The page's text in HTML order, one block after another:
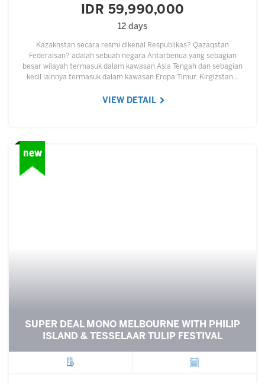
IDR 59,990,000
12 days
Kazakhstan secara resmi dikenal Respublikas? Qazaqstan
Federalsan? adalah sebuah negara Antarbenua yang sebagian
besar wilayah termasuk dalam kawasan Asia Tengah dan sebagian
kecil lainnya termasuk dalam kawasan Eropa Timur. Kirgizstan…
VIEW DETAIL
SUPER DEAL MONO MELBOURNE WITH PHILIP
ISLAND & TESSELAAR TULIP FESTIVAL